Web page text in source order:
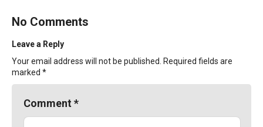
No Comments
Leave a Reply
Your email address will not be published.
Required fields are
marked *
Comment *